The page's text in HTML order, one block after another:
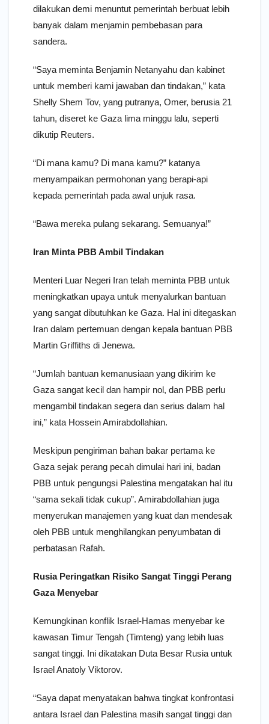
dilakukan demi menuntut pemerintah berbuat lebih
banyak dalam menjamin pembebasan para
sandera.
“Saya meminta Benjamin Netanyahu dan kabinet
untuk memberi kami jawaban dan tindakan,” kata
Shelly Shem Tov, yang putranya, Omer, berusia 21
tahun, diseret ke Gaza lima minggu lalu, seperti
dikutip Reuters.
“Di mana kamu? Di mana kamu?” katanya
menyampaikan permohonan yang berapi-api
kepada pemerintah pada awal unjuk rasa.
“Bawa mereka pulang sekarang. Semuanya!”
Iran Minta PBB Ambil Tindakan
Menteri Luar Negeri Iran telah meminta PBB untuk
meningkatkan upaya untuk menyalurkan bantuan
yang sangat dibutuhkan ke Gaza. Hal ini ditegaskan
Iran dalam pertemuan dengan kepala bantuan PBB
Martin Griffiths di Jenewa.
“Jumlah bantuan kemanusiaan yang dikirim ke
Gaza sangat kecil dan hampir nol, dan PBB perlu
mengambil tindakan segera dan serius dalam hal
ini,” kata Hossein Amirabdollahian.
Meskipun pengiriman bahan bakar pertama ke
Gaza sejak perang pecah dimulai hari ini, badan
PBB untuk pengungsi Palestina mengatakan hal itu
“sama sekali tidak cukup”. Amirabdollahian juga
menyerukan manajemen yang kuat dan mendesak
oleh PBB untuk menghilangkan penyumbatan di
perbatasan Rafah.
Rusia Peringatkan Risiko Sangat Tinggi Perang
Gaza Menyebar
Kemungkinan konflik Israel-Hamas menyebar ke
kawasan Timur Tengah (Timteng) yang lebih luas
sangat tinggi. Ini dikatakan Duta Besar Rusia untuk
Israel Anatoly Viktorov.
“Saya dapat menyatakan bahwa tingkat konfrontasi
antara Israel dan Palestina masih sangat tinggi dan